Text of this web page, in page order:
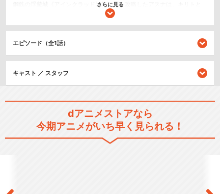
鋼鉄の浮遊城《アインクラッド》第一層を攻略したアスナは、キリトと
コンビを組んだまま、最上階を目指し旅を続けていた。女情報屋アルゴ
先導するトッププレイヤー集団、《ALS》（アインクラッド解放隊）と
《DKB》（ドラゴンナイツブリゲード）。本来は共闘すべき2大ギルドの
対立が勃発する。その陰には、暗躍する謎の人物の姿が――。死と隣合
わせの危険な戦いのなか、《攻略》とはまた異なる《脅威》が、アスナ
シリーズ／関連のアニメ作品
さらに見る
エピソード（全1話）
キャスト ／ スタッフ
dアニメストアなら
今期アニメがいち早く見られる！